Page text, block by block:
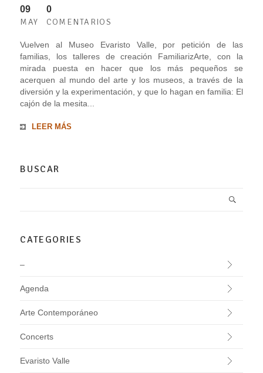
09
MAY
0
COMENTARIOS
Vuelven al Museo Evaristo Valle, por petición de las
familias, los talleres de creación FamiliarizArte, con la
mirada puesta en hacer que los más pequeños se
acerquen al mundo del arte y los museos, a través de la
diversión y la experimentación, y que lo hagan en familia: El
cajón de la mesita...
LEER MÁS
BUSCAR
CATEGORIES
–
Agenda
Arte Contemporáneo
Concerts
Evaristo Valle